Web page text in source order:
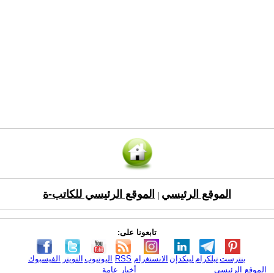
الموقع الرئيسي الموقع الرئيسي للكاتب-ة
تابعونا على:
الفيسبوك التويتر اليوتيوب RSS الانستغرام لينكدإن تيلكرامبنترست
الموقع الرئيسي
أخبار عامة